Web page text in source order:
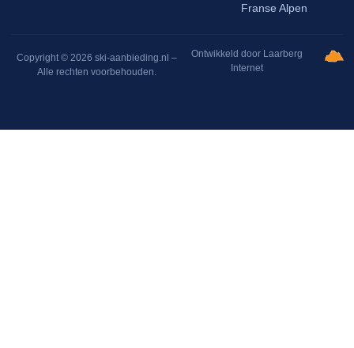
Franse Alpen
Copyright © 2026 ski-aanbieding.nl –
Alle rechten voorbehouden.
Ontwikkeld door Laarberg
Internet